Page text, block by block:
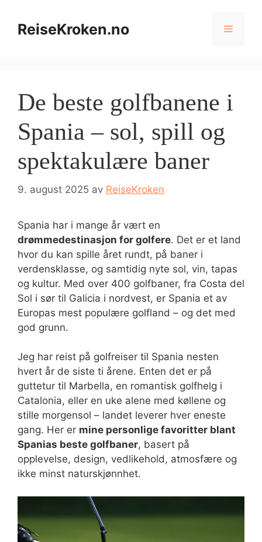
innholdReiseKroken.no Meny
De beste golfbanene i
Spania – sol, spill og
spektakulære baner
9. august 2025 av ReiseKroken
Spania har i mange år vært en
drømmedestinasjon for golfere. Det er et land
hvor du kan spille året rundt, på baner i
verdensklasse, og samtidig nyte sol, vin, tapas
og kultur. Med over 400 golfbaner, fra Costa del
Sol i sør til Galicia i nordvest, er Spania et av
Europas mest populære golfland – og det med
god grunn.
Jeg har reist på golfreiser til Spania nesten
hvert år de siste ti årene. Enten det er på
guttetur til Marbella, en romantisk golfhelg i
Catalonia, eller en uke alene med køllene og
stille morgensol – landet leverer hver eneste
gang. Her er mine personlige favoritter blant
Spanias beste golfbaner, basert på
opplevelse, design, vedlikehold, atmosfære og
ikke minst naturskjønnhet.